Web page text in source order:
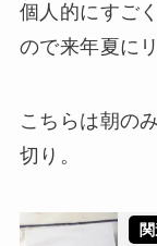
個人的にすご
ので来年夏に
こちらは朝の
切り。